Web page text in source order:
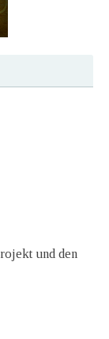
und den